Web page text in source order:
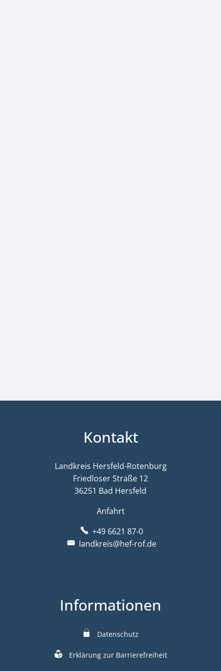
Kontakt
Landkreis Hersfeld-Rotenburg
Friedloser Straße 12
36251 Bad Hersfeld
Anfahrt
+49 6621 87-0
landkreis@hef-rof.de
Informationen
Datenschutz
Erklärung zur Barrierefreiheit